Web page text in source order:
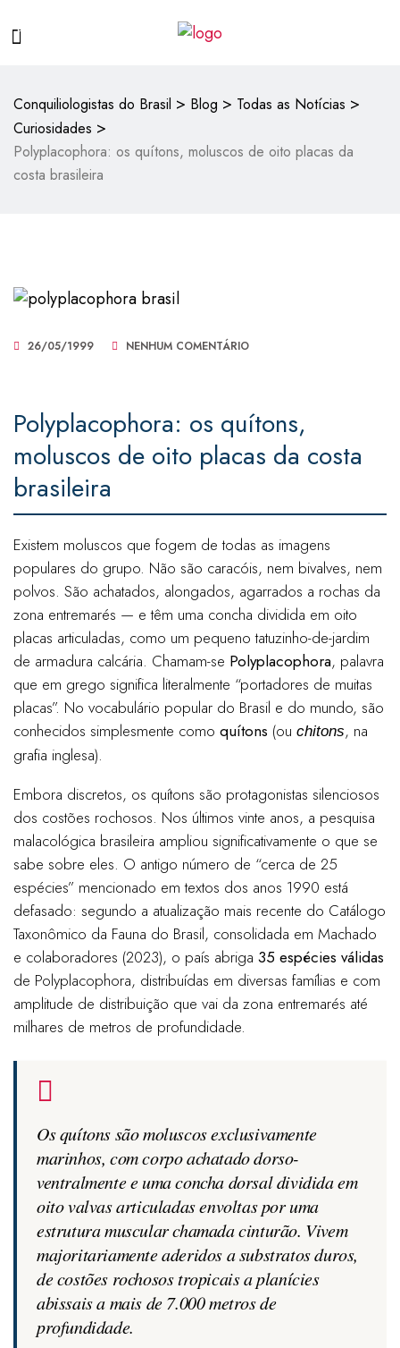
Conquiliologistas do Brasil > Blog > Todas as Notícias >
Curiosidades >
Polyplacophora: os quítons, moluscos de oito placas da
costa brasileira
26/05/1999 NENHUM COMENTÁRIO
Polyplacophora: os quítons,
moluscos de oito placas da costa
brasileira
Existem moluscos que fogem de todas as imagens
populares do grupo. Não são caracóis, nem bivalves, nem
polvos. São achatados, alongados, agarrados a rochas da
zona entremarés — e têm uma concha dividida em oito
placas articuladas, como um pequeno tatuzinho-de-jardim
de armadura calcária. Chamam-se Polyplacophora, palavra
que em grego significa literalmente “portadores de muitas
placas”. No vocabulário popular do Brasil e do mundo, são
conhecidos simplesmente como quítons (ou chitons, na
grafia inglesa).
Embora discretos, os quítons são protagonistas silenciosos
dos costões rochosos. Nos últimos vinte anos, a pesquisa
malacológica brasileira ampliou significativamente o que se
sabe sobre eles. O antigo número de “cerca de 25
espécies” mencionado em textos dos anos 1990 está
defasado: segundo a atualização mais recente do Catálogo
Taxonômico da Fauna do Brasil, consolidada em Machado
e colaboradores (2023), o país abriga 35 espécies válidas
de Polyplacophora, distribuídas em diversas famílias e com
amplitude de distribuição que vai da zona entremarés até
milhares de metros de profundidade.
Os quítons são moluscos exclusivamente
marinhos, com corpo achatado dorso-
ventralmente e uma concha dorsal dividida em
oito valvas articuladas envoltas por uma
estrutura muscular chamada cinturão. Vivem
majoritariamente aderidos a substratos duros,
de costões rochosos tropicais a planícies
abissais a mais de 7.000 metros de
profundidade.